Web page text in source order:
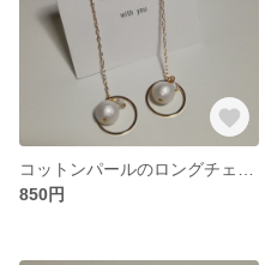
850円